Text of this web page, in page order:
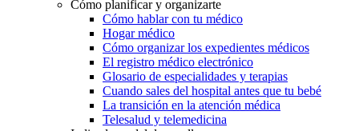
Cómo planificar y organizarte
Cómo hablar con tu médico
Hogar médico
Cómo organizar los expedientes médicos
El registro médico electrónico
Glosario de especialidades y terapias
Cuando sales del hospital antes que tu bebé
La transición en la atención médica
Telesalud y telemedicina